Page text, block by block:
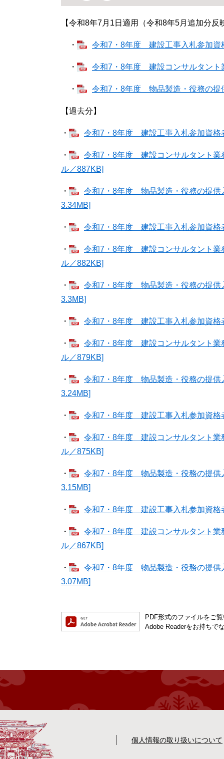
【令和8年7月1日適用（令和8年5月追加分反
・ 令和7・8年度 建設工事入札参加資
・ 令和7・8年度 建設コンサルタント
・ 令和7・8年度 物品製造・役務の提
【過去分】
・ 令和7・8年度 建設工事入札参加資格
・
令和7・8年度 建設コンサルタント業
ル／887KB]
・
令和7・8年度 物品製造・役務の提供
3.34MB]
・ 令和7・8年度 建設工事入札参加資格
・
令和7・8年度 建設コンサルタント業
ル／882KB]
・
令和7・8年度 物品製造・役務の提供
3.3MB]
・ 令和7・8年度 建設工事入札参加資格
・
令和7・8年度 建設コンサルタント業
ル／879KB]
・
令和7・8年度 物品製造・役務の提供
3.24MB]
・ 令和7・8年度 建設工事入札参加資格
・
令和7・8年度 建設コンサルタント業
ル／875KB]
・
令和7・8年度 物品製造・役務の提供
3.15MB]
・ 令和7・8年度 建設工事入札参加資格
・
令和7・8年度 建設コンサルタント業
ル／867KB]
・
令和7・8年度 物品製造・役務の提供
3.07MB]
PDF形式のファイルをご
Adobe Readerをお持ちで
個人情報の取り扱いについて